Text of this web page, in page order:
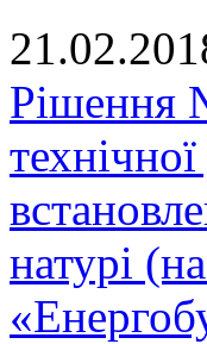
Рішення
натурі